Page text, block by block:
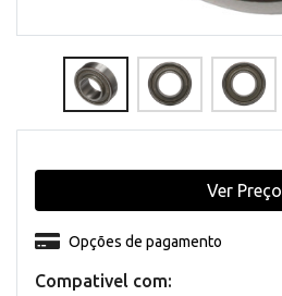
Compativel com:
Opções de pagamento
Ver Preço